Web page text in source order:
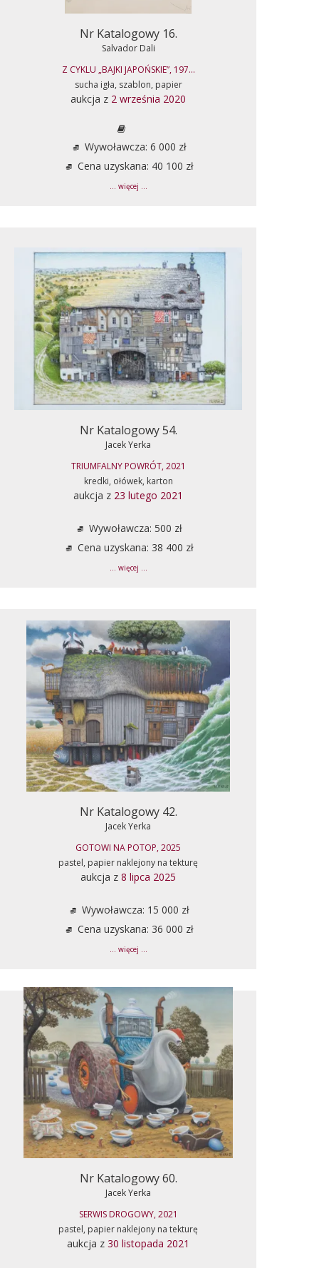
Nr Katalogowy 16.
Salvador Dali
Z CYKLU „BAJKI JAPOŃSKIE”, 197...
sucha igła, szablon, papier
aukcja z 2 września 2020
Wywoławcza: 6 000 zł
Cena uzyskana: 40 100 zł
... więcej ...
Nr Katalogowy 54.
Jacek Yerka
TRIUMFALNY POWRÓT, 2021
kredki, ołówek, karton
aukcja z 23 lutego 2021
Wywoławcza: 500 zł
Cena uzyskana: 38 400 zł
... więcej ...
Nr Katalogowy 42.
Jacek Yerka
GOTOWI NA POTOP, 2025
pastel, papier naklejony na tekturę
aukcja z 8 lipca 2025
Wywoławcza: 15 000 zł
Cena uzyskana: 36 000 zł
... więcej ...
Nr Katalogowy 60.
Jacek Yerka
SERWIS DROGOWY, 2021
pastel, papier naklejony na tekturę
aukcja z 30 listopada 2021